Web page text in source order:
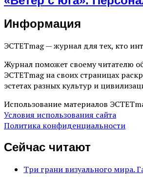
Информация
ЭСТЕТmag — журнал для тех, кто
Журнал поможет своему читателю
ЭСТЕТmag на своих страницах
эстетах разных культур и
Использование материалов
Условия использования сайта
Политика конфиденциальности
Сейчас читают
Три грани визуального мира.